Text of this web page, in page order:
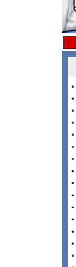
•
•
•
•
•
•
•
•
•
•
•
•
•
•
•